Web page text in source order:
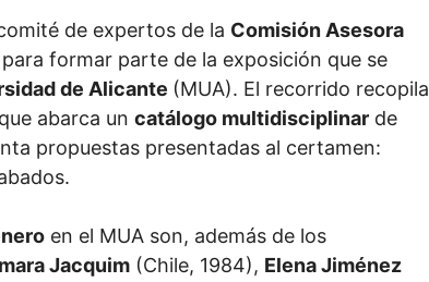
de expertos de la Comisión Asesora
para formar parte de la exposición que se
de Alicante (MUA). El recorrido recopila
abarca un catálogo multidisciplinar de
propuestas presentadas al certamen:
en el MUA son, además de los
Jacquim (Chile, 1984), Elena Jiménez